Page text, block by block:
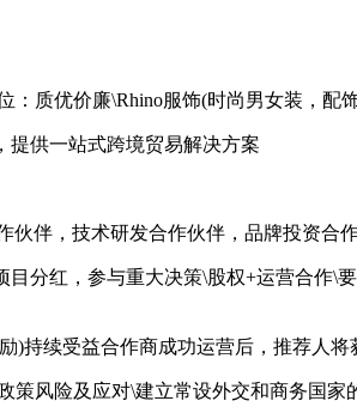
质优价廉\Rhino服饰(时尚男女装，配
提供一站式跨境贸易解决方案
伙伴，技术研发合作伙伴，品牌投资合
分红，参与重大决策\股权+运营合作\
)持续受益合作商成功运营后，推荐人将
风险及应对\建立常设外交和商务国